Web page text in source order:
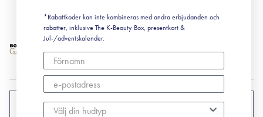
Cookiepolicy
SVERIGE
*Rabattkoder kan inte kombineras med andra erbjudanden och
rabatter, inklusive The K-Beauty Box, presentkort &
Jul-/adventskalender.